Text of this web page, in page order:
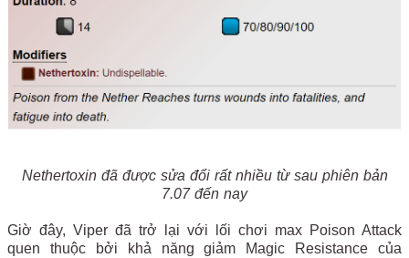
Nethertoxin đã được sửa đổi rất nhiều từ sau phiên bản
7.07 đến nay
Giờ đây, Viper đã trở lại với lối chơi max Poison Attack
quen thuộc bởi khả năng giảm Magic Resistance của